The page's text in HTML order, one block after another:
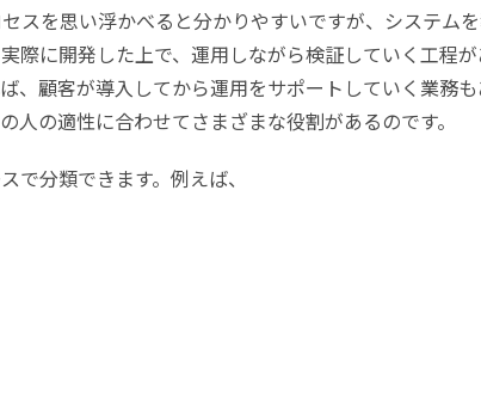
スを思い浮かべると分かりやすいですが、システム
際に開発した上で、運用しながら検証していく工程が
、顧客が導入してから運用をサポートしていく業務も
人の適性に合わせてさまざまな役割があるのです。
で分類できます。例えば、